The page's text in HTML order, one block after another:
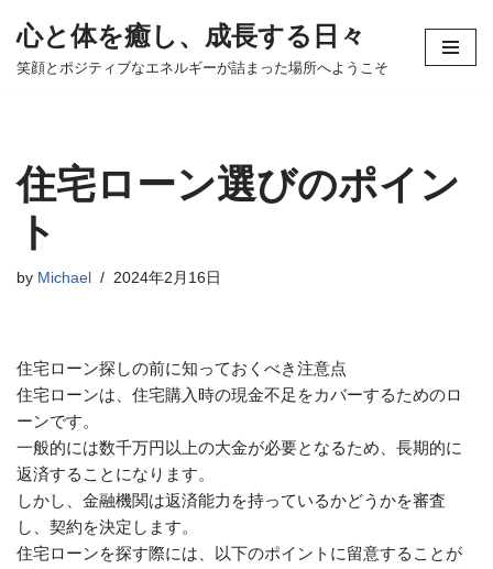
コ
ツ
へ
ス
ッ
心と体を癒し、成長する日々
笑顔とポジティブなエネルギーが詰まった場所へようこそ
住宅ローン選びのポイン
ト
by Michael 2024年2月16日
住宅ローン探しの前に知っておくべき注意点
住宅ローンは、住宅購入時の現金不足をカバーするためのロ
ーンです。
一般的には数千万円以上の大金が必要となるため、長期的に
返済することになります。
しかし、金融機関は返済能力を持っているかどうかを審査
し、契約を決定します。
住宅ローンを探す際には、以下のポイントに留意することが